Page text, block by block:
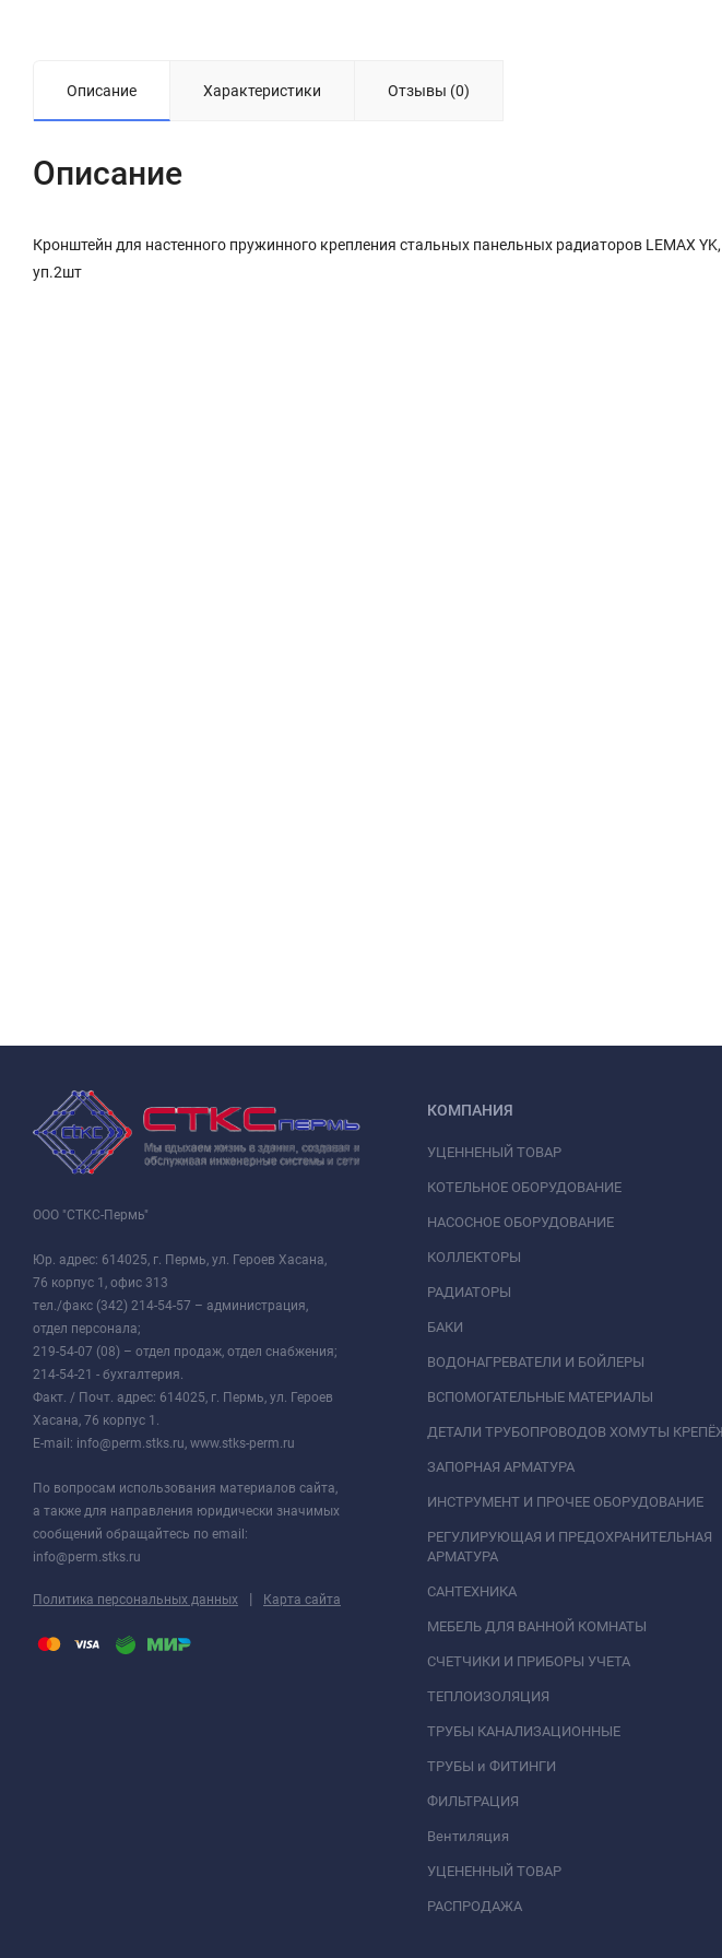
Описание Характеристики Отзывы (0)
Описание
Кронштейн для настенного пружинного крепления стальных панельных радиаторов LEMAX
уп.2шт
ООО "СТКС-Пермь"
Юр. адрес: 614025, г. Пермь, ул. Героев Хасана,
76 корпус 1, офис 313
тел./факс (342) 214-54-57 – администрация,
отдел персонала;
219-54-07 (08) – отдел продаж, отдел снабжения;
214-54-21 - бухгалтерия.
Факт. / Почт. адрес: 614025, г. Пермь, ул. Героев
Хасана, 76 корпус 1.
E-mail: info@perm.stks.ru, www.stks-perm.ru
По вопросам использования материалов сайта,
а также для направления юридически значимых
сообщений обращайтесь по email:
info@perm.stks.ru
Политика персональных данных | Карта сайта
КОМПАНИЯ
УЦЕННЕНЫЙ ТОВАР
КОТЕЛЬНОЕ ОБОРУДОВАНИЕ
НАСОСНОЕ ОБОРУДОВАНИЕ
КОЛЛЕКТОРЫ
РАДИАТОРЫ
БАКИ
ВОДОНАГРЕВАТЕЛИ И БОЙЛЕРЫ
ВСПОМОГАТЕЛЬНЫЕ МАТЕРИАЛЫ
ДЕТАЛИ ТРУБОПРОВОДОВ ХОМУТЫ
ЗАПОРНАЯ АРМАТУРА
ИНСТРУМЕНТ И ПРОЧЕЕ ОБОРУДОВАНИЕ
РЕГУЛИРУЮЩАЯ И ПРЕДОХРАНИТЕЛЬНАЯ
АРМАТУРА
САНТЕХНИКА
МЕБЕЛЬ ДЛЯ ВАННОЙ КОМНАТЫ
СЧЕТЧИКИ И ПРИБОРЫ УЧЕТА
ТЕПЛОИЗОЛЯЦИЯ
ТРУБЫ КАНАЛИЗАЦИОННЫЕ
ТРУБЫ и ФИТИНГИ
ФИЛЬТРАЦИЯ
Вентиляция
УЦЕНЕННЫЙ ТОВАР
РАСПРОДАЖА